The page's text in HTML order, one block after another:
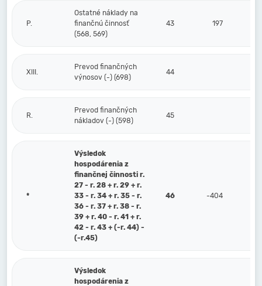
P.
Ostatné náklady na
finančnú činnosť
(568, 569)
43 197
XIII.
Prevod finančných
výnosov (-) (698)
44
R.
Prevod finančných
nákladov (-) (598)
45
*
Výsledok
hospodárenia z
finančnej činnosti r.
27 - r. 28 + r. 29 + r.
33 - r. 34 + r. 35 - r.
36 - r. 37 + r. 38 - r.
39 + r. 40 - r. 41 + r.
42 - r. 43 + (-r. 44) -
(-r.45)
46 -404
Výsledok
hospodárenia z